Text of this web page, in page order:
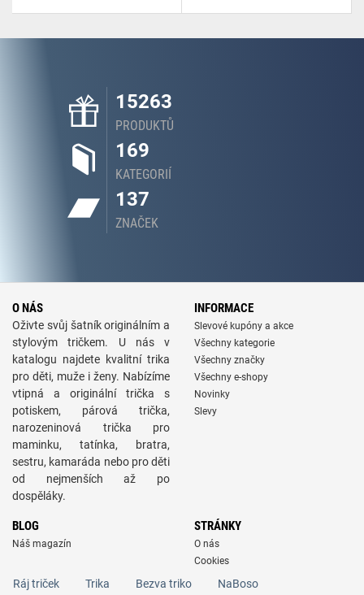
15263
PRODUKTŮ
169
KATEGORIÍ
137
ZNAČEK
O NÁS
Oživte svůj šatník originálním a
stylovým tričkem. U nás v
katalogu najdete kvalitní trika
pro děti, muže i ženy. Nabízíme
vtipná a originální trička s
potiskem, párová trička,
narozeninová trička pro
maminku, tatínka, bratra,
sestru, kamaráda nebo pro děti
od nejmenších až po
dospěláky.
INFORMACE
Slevové kupóny a akce
Všechny kategorie
Všechny značky
Všechny e-shopy
Novinky
Slevy
BLOG
Náš magazín
STRÁNKY
O nás
Cookies
Ráj triček Trika Bezva triko NaBoso